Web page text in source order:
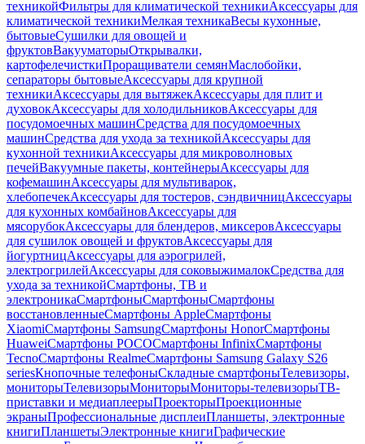
техникойФильтры для климатической техникиАксессуары для
климатической техникиМелкая техникаВесы кухонные,
бытовыеСушилки для овощей и
фруктовВакууматорыОткрывалки,
картофелечисткиПроращиватели семянМаслобойки,
сепараторы бытовыеАксессуары для крупной
техникиАксессуары для вытяжекАксессуары для плит и
духовокАксессуары для холодильниковАксессуары для
посудомоечных машинСредства для посудомоечных
машинСредства для ухода за техникойАксессуары для
кухонной техникиАксессуары для микроволновых
печейВакуумные пакеты, контейнерыАксессуары для
кофемашинАксессуары для мультиварок,
хлебопечекАксессуары для тостеров, сэндвичницАксессуары
для кухонных комбайновАксессуары для
мясорубокАксессуары для блендеров, миксеровАксессуары
для сушилок овощей и фруктовАксессуары для
йогуртницАксессуары для аэрогрилей,
электрогрилейАксессуары для соковыжималокСредства для
ухода за техникойСмартфоны, ТВ и
электроникаСмартфоныСмартфоныСмартфоны
восстановленныеСмартфоны AppleСмартфоны
XiaomiСмартфоны SamsungСмартфоны HonorСмартфоны
HuaweiСмартфоны POCOСмартфоны InfinixСмартфоны
TecnoСмартфоны RealmeСмартфоны Samsung Galaxy S26
seriesКнопочные телефоныСкладные смартфоныТелевизоры,
мониторыТелевизорыМониторыМониторы-телевизорыТВ-
приставки и медиаплеерыПроекторыПроекционные
экраныПрофессиональные дисплеиПланшеты, электронные
книгиПланшетыЭлектронные книгиГрафические